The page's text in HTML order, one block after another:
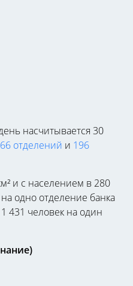
насчитывается 30
66 отделений и 196
и с населением в 280
одно отделение банка
431 человек на один